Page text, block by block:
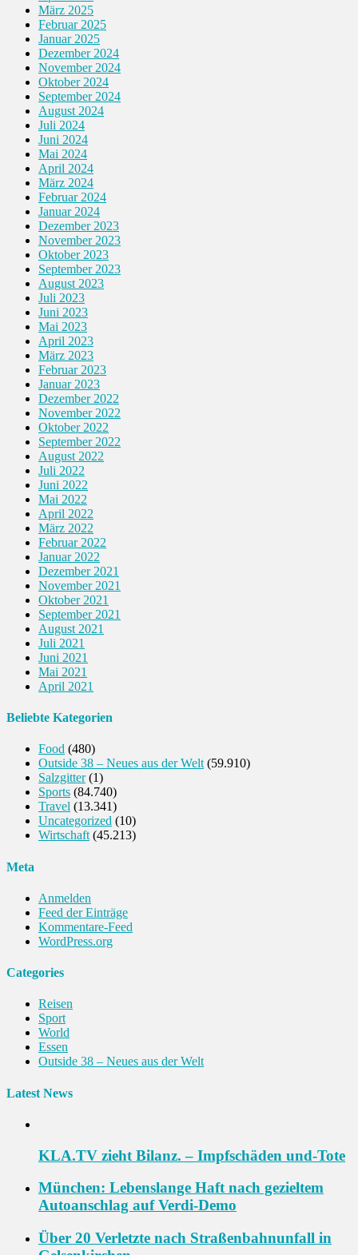
März 2025
Februar 2025
Januar 2025
Dezember 2024
November 2024
Oktober 2024
September 2024
August 2024
Juli 2024
Juni 2024
Mai 2024
April 2024
März 2024
Februar 2024
Januar 2024
Dezember 2023
November 2023
Oktober 2023
September 2023
August 2023
Juli 2023
Juni 2023
Mai 2023
April 2023
März 2023
Februar 2023
Januar 2023
Dezember 2022
November 2022
Oktober 2022
September 2022
August 2022
Juli 2022
Juni 2022
Mai 2022
April 2022
März 2022
Februar 2022
Januar 2022
Dezember 2021
November 2021
Oktober 2021
September 2021
August 2021
Juli 2021
Juni 2021
Mai 2021
April 2021
Beliebte Kategorien
Food (480)
Outside 38 – Neues aus der Welt (59.910)
Salzgitter(1)
Sports (84.740)
Travel (13.341)
Uncategorized (10)
Wirtschaft (45.213)
Meta
Anmelden
Feed der Einträge
Kommentare-Feed
WordPress.org
Categories
Reisen
Sport
World
Essen
Outside 38 – Neues aus der Welt
Latest News
KLA.TV zieht Bilanz. – Impfschäden und-Tote
München: Lebens­lange Haft nach gezieltem
Autoanschlag auf Verdi-Demo
Über 20 Verletzte nach Straßenbahnunfall in